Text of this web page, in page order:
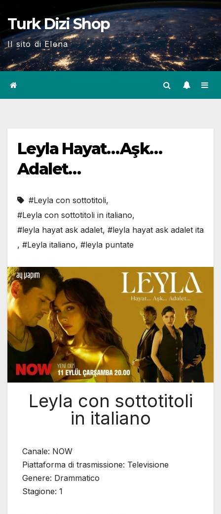
Skip
content
Turk Dizi Shop
Il sito di Elena
Leyla Hayat…Aşk…
Adalet…
#Leyla con sottotitoli,
#Leyla con sottotitoli in italiano,
#leyla hayat ask adalet, #leyla hayat ask adalet ita
, #Leyla italiano, #leyla puntate
Leyla con sottotitoli
in italiano
Canale: NOW
Piattaforma di trasmissione: Televisione
Genere: Drammatico
Stagione: 1